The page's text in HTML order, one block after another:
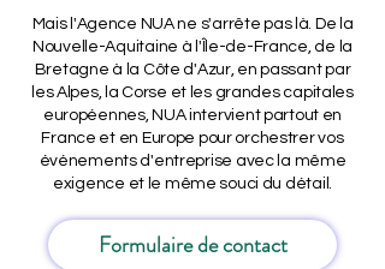
Mais l'Agence NUA ne s'arrête pas là. De la
Nouvelle-Aquitaine à l'Île-de-France, de la
Bretagne à la Côte d'Azur, en passant par
les Alpes, la Corse et les grandes capitales
européennes, NUA intervient partout en
France et en Europe pour orchestrer vos
événements d'entreprise avec la même
exigence et le même souci du détail.
Formulaire de contact